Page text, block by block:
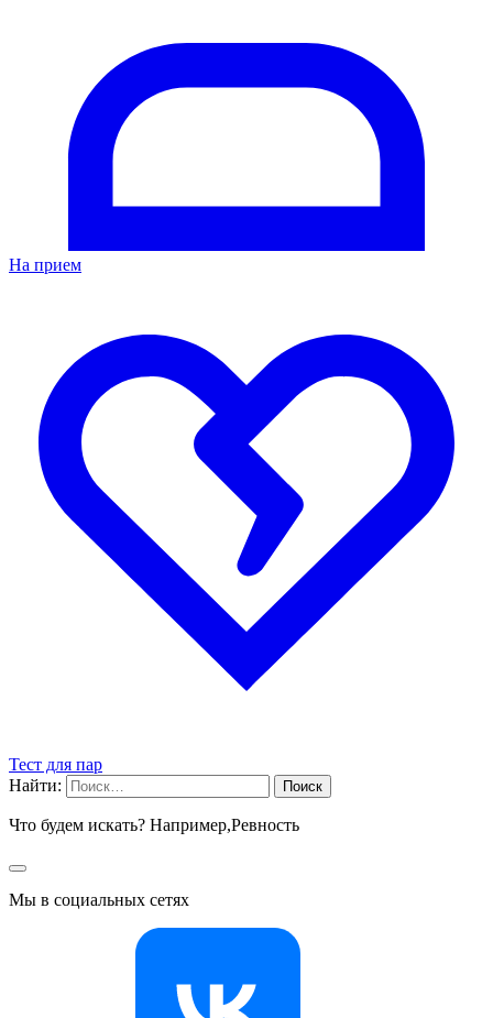
На прием
Тест для пар
Найти:
Что будем искать? Например,Ревность
Мы в социальных сетях